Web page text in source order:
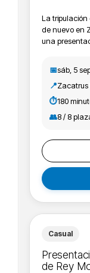
La tripulación
de nuevo en
una
nosotros.
One Piece
📅sáb, 5
📍
⏱️180
👥8 / 8
Casual
de Rey